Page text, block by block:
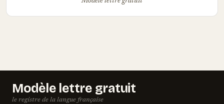
Modèle lettre gratuit
le registre de la langue française